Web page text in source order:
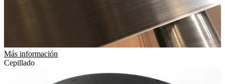
Más información
Cepillado